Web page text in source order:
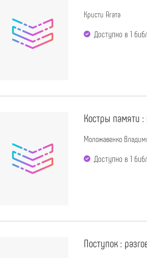
Кристи Агата
Доступно в 1
Костры памяти :
Моложавенко
Доступно в 1
Поступок :